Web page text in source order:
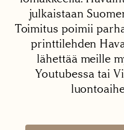
julkaistaan
Toimitus poimii
printtilehden
lähettää meille
Youtubessa tai